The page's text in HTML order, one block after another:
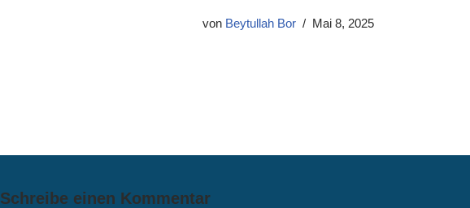
von Beytullah Bor Mai 8, 2025
Schreibe einen Kommentar